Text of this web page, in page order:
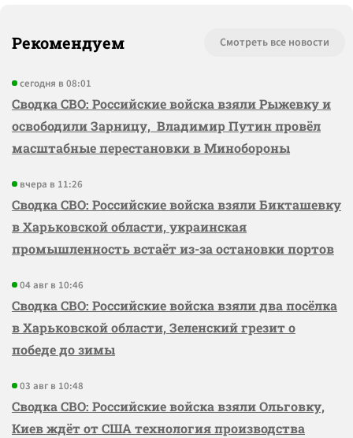
Рекомендуем Смотреть все новости
сегодня в 08:01
Сводка СВО: Российские войска взяли Рыжевку и
освободили Зарницу, Владимир Путин провёл
масштабные перестановки в Минобороны
вчера в 11:26
Сводка СВО: Российские войска взяли Бикташевку
в Харьковской области, украинская
промышленность встаёт из-за остановки портов
04 авг в 10:46
Сводка СВО: Российские войска взяли два посёлка
в Харьковской области, Зеленский грезит о
победе до зимы
03 авг в 10:48
Сводка СВО: Российские войска взяли Ольговку,
Киев ждёт от США технология производства